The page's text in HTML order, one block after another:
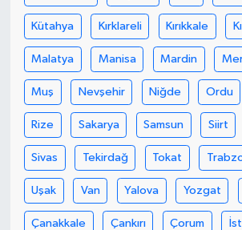
Kütahya Kırklareli Kırıkkale
Malatya Manisa Mardin
Muş Nevşehir Niğde Ordu
Rize Sakarya Samsun Siirt
Sivas Tekirdağ Tokat
Uşak Van Yalova Yozgat
Çanakkale Çankırı Çorum